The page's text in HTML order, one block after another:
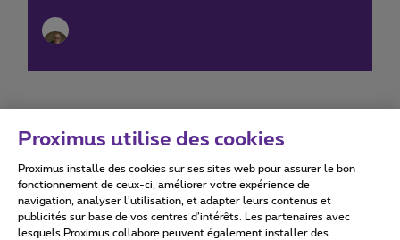
Conditions d'utilisation Accessibility statement
Proximus utilise des cookies
Proximus installe des cookies sur ses sites web pour assurer le bon
fonctionnement de ceux-ci, améliorer votre expérience de
navigation, analyser l’utilisation, et adapter leurs contenus et
publicités sur base de vos centres d’intérêts. Les partenaires avec
lesquels Proximus collabore peuvent également installer des